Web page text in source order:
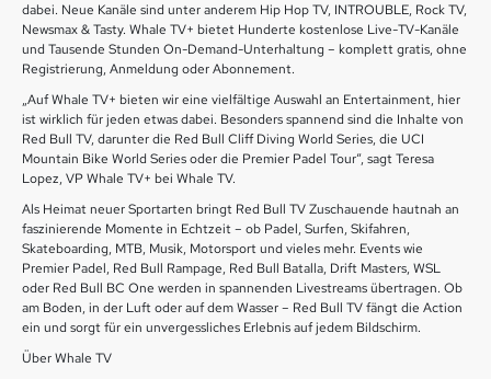
dabei. Neue Kanäle sind unter anderem Hip Hop TV, INTROUBLE, Rock TV,
Newsmax & Tasty. Whale TV+ bietet Hunderte kostenlose Live-TV-Kanäle
und Tausende Stunden On-Demand-Unterhaltung – komplett gratis, ohne
Registrierung, Anmeldung oder Abonnement.
„Auf Whale TV+ bieten wir eine vielfältige Auswahl an Entertainment, hier
ist wirklich für jeden etwas dabei. Besonders spannend sind die Inhalte von
Red Bull TV, darunter die Red Bull Cliff Diving World Series, die UCI
Mountain Bike World Series oder die Premier Padel Tour“, sagt Teresa
Lopez, VP Whale TV+ bei Whale TV.
Als Heimat neuer Sportarten bringt Red Bull TV Zuschauende hautnah an
faszinierende Momente in Echtzeit – ob Padel, Surfen, Skifahren,
Skateboarding, MTB, Musik, Motorsport und vieles mehr. Events wie
Premier Padel, Red Bull Rampage, Red Bull Batalla, Drift Masters, WSL
oder Red Bull BC One werden in spannenden Livestreams übertragen. Ob
am Boden, in der Luft oder auf dem Wasser – Red Bull TV fängt die Action
ein und sorgt für ein unvergessliches Erlebnis auf jedem Bildschirm.
Über Whale TV